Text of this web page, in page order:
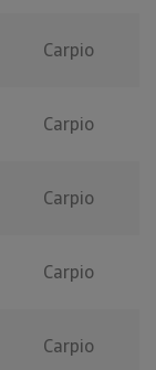
Carpio
Carpio
Carpio
Carpio
Carpio